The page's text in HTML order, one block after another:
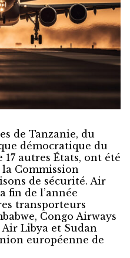
de Tanzanie, du
démocratique du
17 autres États, ont été
Commission
de sécurité. Air
fin de l’année
transporteurs
Congo Airways
Libya et Sudan
européenne de